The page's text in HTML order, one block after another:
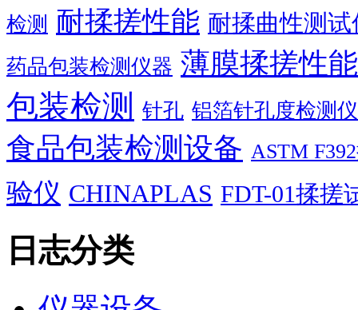
检测 耐揉搓性能 耐揉曲性测试
药品包装检测仪器 薄膜揉搓性
包装检测 针孔 铝箔针孔度检测
食品包装检测设备 ASTM
验仪 CHINAPLAS FDT-01揉搓
日志分类